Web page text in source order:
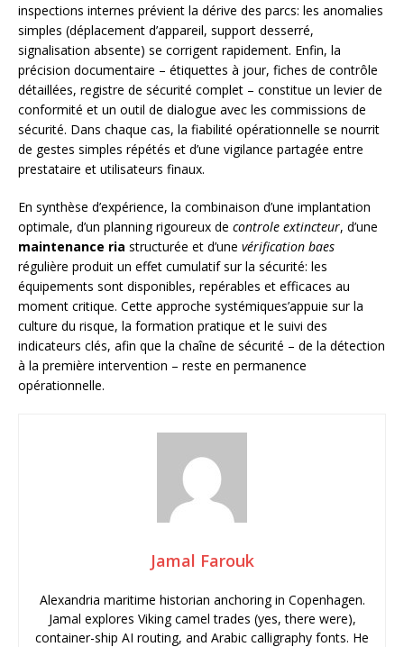
inspections internes prévient la dérive des parcs: les anomalies
simples (déplacement d’appareil, support desserré,
signalisation absente) se corrigent rapidement. Enfin, la
précision documentaire – étiquettes à jour, fiches de contrôle
détaillées, registre de sécurité complet – constitue un levier de
conformité et un outil de dialogue avec les commissions de
sécurité. Dans chaque cas, la fiabilité opérationnelle se nourrit
de gestes simples répétés et d’une vigilance partagée entre
prestataire et utilisateurs finaux.
En synthèse d’expérience, la combinaison d’une implantation
optimale, d’un planning rigoureux de controle extincteur, d’une
maintenance ria structurée et d’une vérification baes
régulière produit un effet cumulatif sur la sécurité: les
équipements sont disponibles, repérables et efficaces au
moment critique. Cette approche systémiques’appuie sur la
culture du risque, la formation pratique et le suivi des
indicateurs clés, afin que la chaîne de sécurité – de la détection
à la première intervention – reste en permanence
opérationnelle.
Jamal Farouk
Alexandria maritime historian anchoring in Copenhagen.
Jamal explores Viking camel trades (yes, there were),
container-ship AI routing, and Arabic calligraphy fonts. He